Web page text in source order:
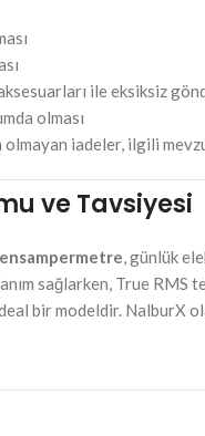
ile eksiksiz
olması
iadeler, ilgili
ve Tavsiyesi
, günlük
sağlarken, True
bir modeldir. NalburX